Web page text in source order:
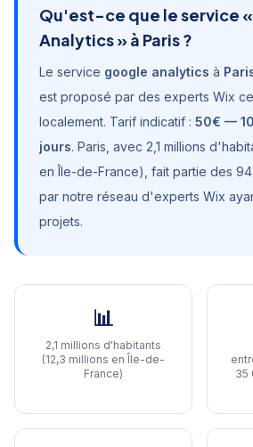
Qu'est-ce que le service «
Analytics» à Paris?
Le service google analytics à
est proposé par des experts Wix
localement. Tarif indicatif : 50€ —
jours. Paris , avec 2,1 millions
en Île-de-France) , fait partie des
par notre réseau d'experts Wix
projets.
📊
2,1 millions d'habitants
(12,3 millions en Île-de-
France)
35